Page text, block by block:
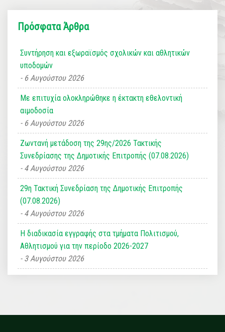
Πρόσφατα Άρθρα
Συντήρηση και εξωραϊσμός σχολικών και αθλητικών
υποδομών
6 Αυγούστου 2026
Με επιτυχία ολοκληρώθηκε η έκτακτη εθελοντική
αιμοδοσία
6 Αυγούστου 2026
Ζωντανή μετάδοση της 29ης/2026 Τακτικής
Συνεδρίασης της Δημοτικής Επιτροπής (07.08.2026)
4 Αυγούστου 2026
29η Τακτική Συνεδρίαση της Δημοτικής Επιτροπής
(07.08.2026)
4 Αυγούστου 2026
Η διαδικασία εγγραφής στα τμήματα Πολιτισμού,
Αθλητισμού για την περίοδο 2026-2027
3 Αυγούστου 2026